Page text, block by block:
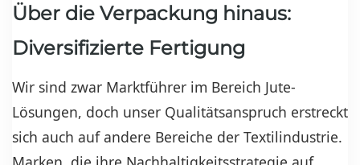
Über die Verpackung hinaus:
Diversifizierte Fertigung
Wir sind zwar Marktführer im Bereich Jute-
Lösungen, doch unser Qualitätsanspruch erstreckt
sich auch auf andere Bereiche der Textilindustrie.